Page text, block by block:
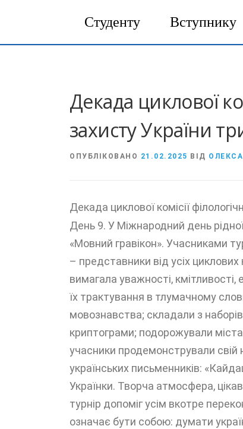
Студенту Вступнику
Декада циклової
захисту України
ОПУБЛІКОВАНО 21.02.2025 ВІД
Декада циклової комісії
День 9. У Міжнародний день
«Мовний гравікон». Учасниками
– представники від усіх
вимагала уважності,
їх трактування в тлумачному
мовознавства; складали з
криптограми; подорожували
учасники продемонстрували свій
українських письменників:
Українки. Творча атмосфера,
турнір допоміг усім вкотре
означає бути собою: думати